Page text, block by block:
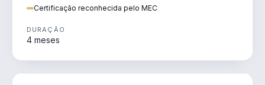
Certificação reconhecida pelo MEC
DURAÇÃO
4 meses